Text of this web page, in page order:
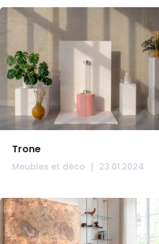
Trone
Meubles et déco 23.01.2024